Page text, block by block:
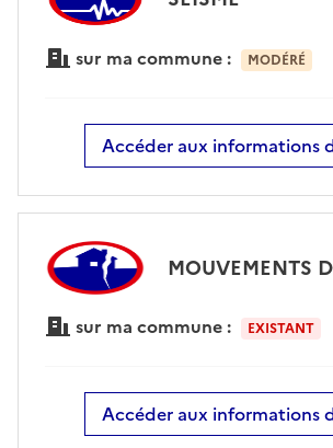
sur ma commune : MODÉRÉ
Accéder aux informations
MOUVEMENTS
sur ma commune : EXISTANT
Accéder aux informations